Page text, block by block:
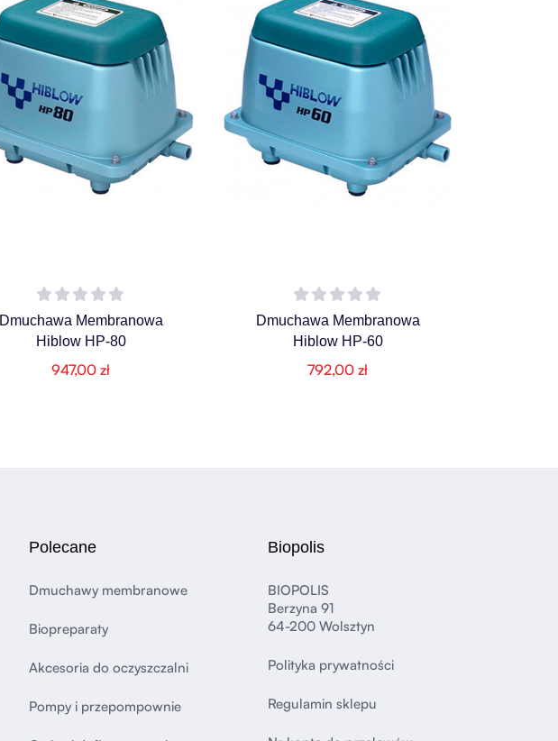
Dmuchawa Membranowa
Hiblow HP-80
947,00 zł
Dmuchawa Membranowa
Hiblow HP-60
792,00 zł
Polecane
Dmuchawy membranowe
Biopreparaty
Akcesoria do oczyszczalni
Pompy i przepompownie
Biopolis
BIOPOLIS
Berzyna 91
64-200 Wolsztyn
Polityka prywatności
Regulamin sklepu